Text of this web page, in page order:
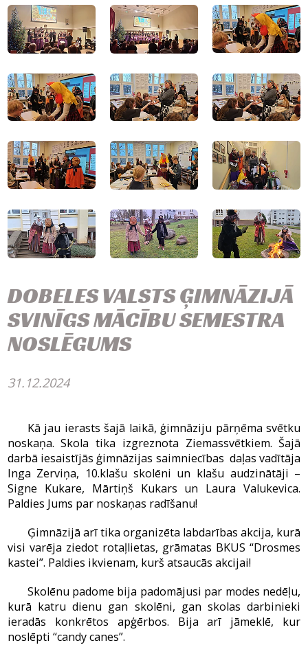
DOBELES VALSTS ĢIMNĀZIJĀ
SVINĪGS MĀCĪBU SEMESTRA
NOSLĒGUMS
31.12.2024
Kā jau ierasts šajā laikā, ģimnāziju pārņēma svētku
noskaņa. Skola tika izgreznota Ziemassvētkiem. Šajā
darbā iesaistījās ģimnāzijas saimniecības daļas vadītāja
Inga Zerviņa, 10.klašu skolēni un klašu audzinātāji –
Signe Kukare, Mārtiņš Kukars un Laura Valukevica.
Paldies Jums par noskaņas radīšanu!
Ģimnāzijā arī tika organizēta labdarības akcija, kurā
visi varēja ziedot rotaļlietas, grāmatas BKUS “Drosmes
kastei”. Paldies ikvienam, kurš atsaucās akcijai!
Skolēnu padome bija padomājusi par modes nedēļu,
kurā katru dienu gan skolēni, gan skolas darbinieki
ieradās konkrētos apģērbos. Bija arī jāmeklē, kur
noslēpti “candy canes”.